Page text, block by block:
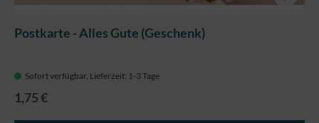
Postkarte - Alles Gute (Geschenk)
Sofort verfügbar, Lieferzeit: 1-3 Tage
1,75 €